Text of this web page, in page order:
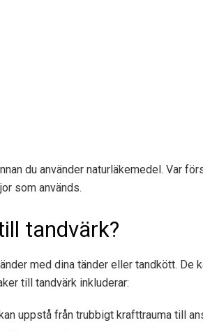
du använder naturläkemedel. Var
som används.
tandvärk?
med dina tänder eller tandkött. De
till tandvärk inkluderar:
uppstå från trubbigt krafttrauma till